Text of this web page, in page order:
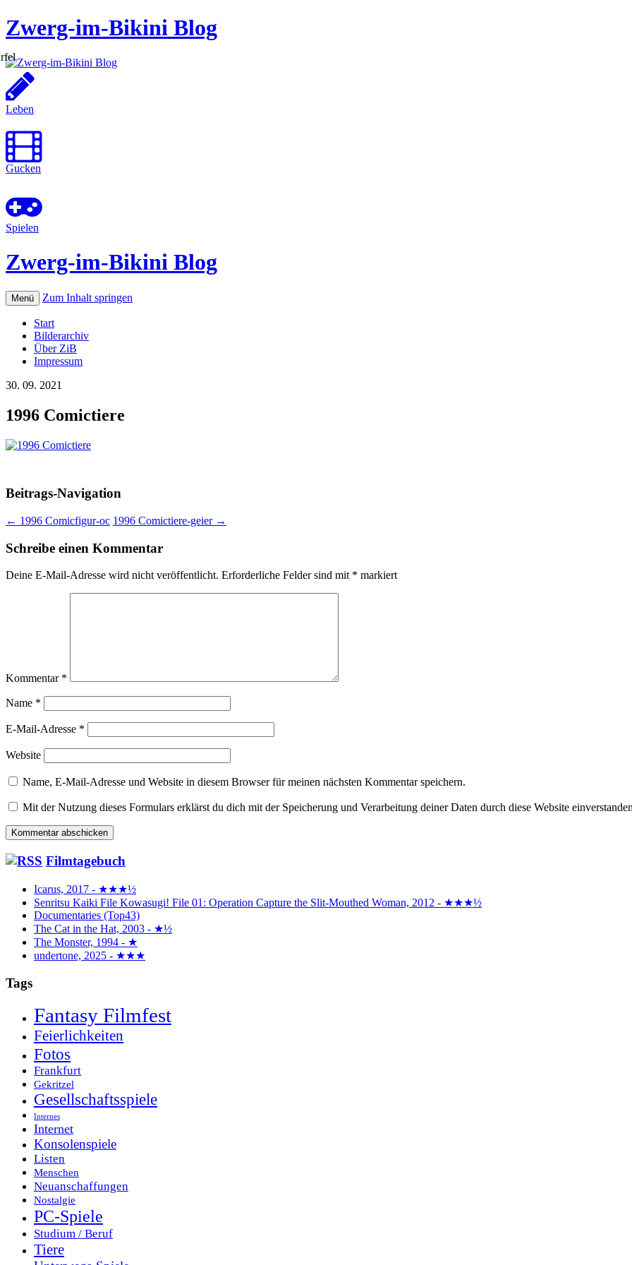
Zwerg-im-Bikini Blog
Leben
Gucken
Spielen
Zwerg-im-Bikini Blog
Menü Zum Inhalt springen
Start
Bilderarchiv
Über ZiB
Impressum
30. 09. 2021
1996 Comictiere
Beitrags-Navigation
← 1996 Comicfigur-oc 1996 Comictiere-geier →
Schreibe einen Kommentar
Deine E-Mail-Adresse wird nicht veröffentlicht. Erforderliche Felder sind mit * markiert
Kommentar *
Name *
E-Mail-Adresse *
Website
Name, E-Mail-Adresse und Website in diesem Browser für meinen nächsten Kommentar speichern.
Mit der Nutzung dieses Formulars erklärst du dich mit der Speicherung und Verarbeitung deiner Daten durch diese Website
Filmtagebuch
Icarus, 2017 - ★★★½
Senritsu Kaiki File Kowasugi! File 01: Operation Capture the Slit-Mouthed Woman, 2012 - ★★★½
Documentaries (Top43)
The Cat in the Hat, 2003 - ★½
The Monster, 1994 - ★
undertone, 2025 - ★★★
Tags
Fantasy Filmfest
Feierlichkeiten
Fotos
Frankfurt
Gekritzel
Gesellschaftsspiele
Internes
Internet
Konsolenspiele
Listen
Menschen
Neuanschaffungen
Nostalgie
PC-Spiele
Studium / Beruf
Tiere